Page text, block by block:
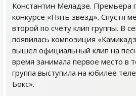
Константин Меладзе. Премьера
конкурсе «Пять звёзд». Спустя
второй по счёту клип группы. В
появилась композиция
вышел официальный клип на
время занимала первое место в
группа выступила на юбилее
Бокс».